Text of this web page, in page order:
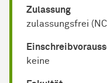
Zulassung
zulassungsfrei
keine